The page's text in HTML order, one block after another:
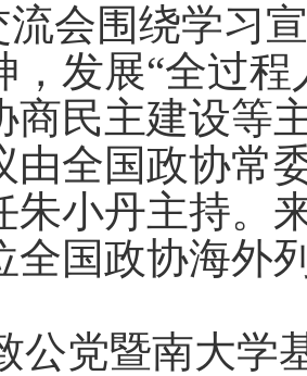
流会围绕学习
，发展“全过程
商民主建设等
由全国政协常
朱小丹主持。
全国政协海外
公党暨南大学